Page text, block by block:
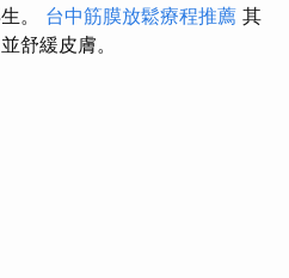
。 台中筋膜放鬆療程推薦 其
舒緩皮膚。